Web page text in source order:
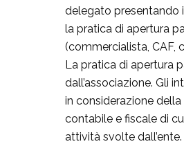
delegato presentando
la pratica di apertura
(commercialista, CAF,
La pratica di apertura
dall’associazione. Gli
in considerazione
contabile e fiscale di
attività svolte dall’ente.